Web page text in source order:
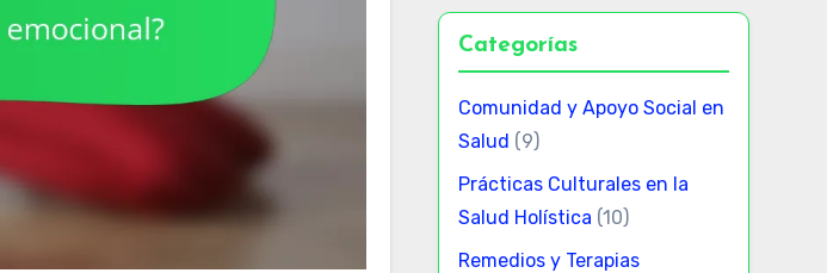
Categorías
Comunidad y Apoyo Social en
Salud (9)
Prácticas Culturales en la
Salud Holística (10)
Remedios y Terapias